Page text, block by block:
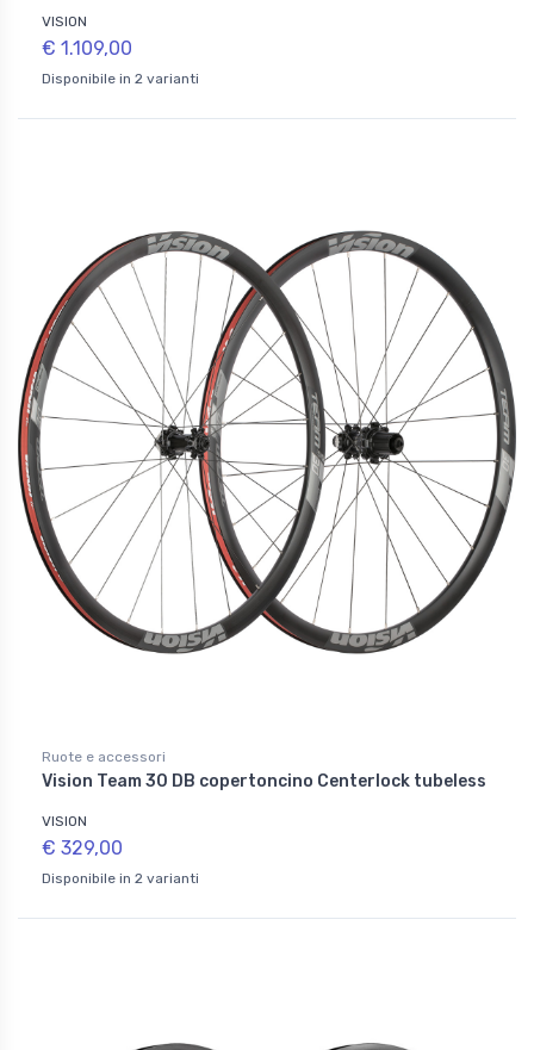
VISION
€ 1.109,00
Disponibile in 2 varianti
Ruote e accessori
Vision Team 30 DB copertoncino Centerlock tubeless
VISION
€ 329,00
Disponibile in 2 varianti